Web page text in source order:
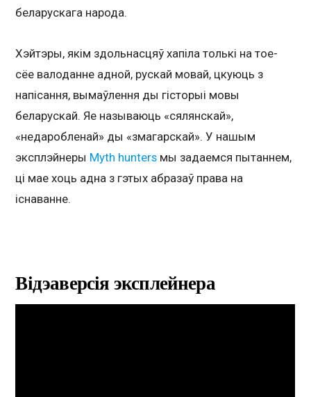
беларускага народа.
Хэйтэры, якім здольнасцяў хапіла толькі на тое-
сёе валоданне адной, рускай мовай, цкуюць з
напісання, вымаўлення ды гісторыі мовы
беларускай. Яе называюць «сялянскай»,
«недаробленай» ды «змагарскай». У нашым
эксплэйнеры Myth hunters мы задаемся пытаннем,
ці мае хоць адна з гэтых абразаў права на
існаванне.
Відэаверсія эксплейнера